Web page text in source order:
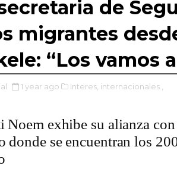
de
migrantes
“Los vamos
1 year ago Interes, internacionales.,
Noem exhibe su alianza
donde se encuentran los